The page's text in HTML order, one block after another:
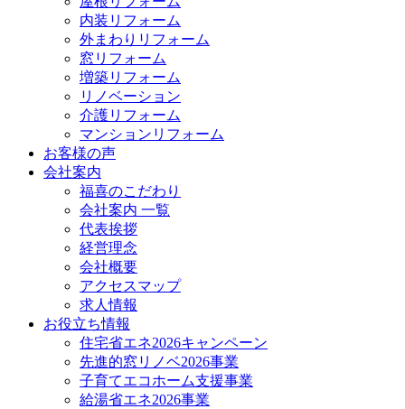
内装リフォーム
外まわりリフォーム
窓リフォーム
増築リフォーム
リノベーション
介護リフォーム
マンションリフォーム
お客様の声
会社案内
福喜のこだわり
会社案内 一覧
代表挨拶
経営理念
会社概要
アクセスマップ
求人情報
お役立ち情報
住宅省エネ2026キャンペーン
先進的窓リノベ2026事業
子育てエコホーム支援事業
給湯省エネ2026事業